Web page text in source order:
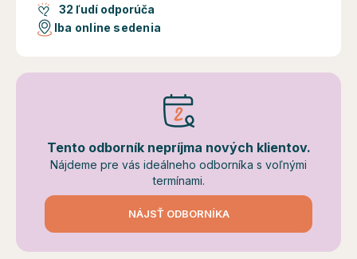
32 ľudí odporúča
Iba online sedenia
Tento odborník nepríjma nových klientov.
Nájdeme pre vás ideálneho odborníka s voľnými
termínami.
NÁJSŤ ODBORNÍKA